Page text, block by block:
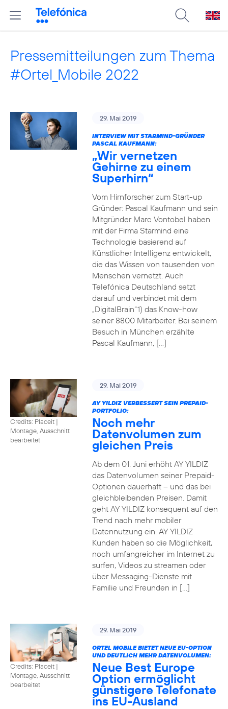
Pressemitteilungen zum Thema
#Ortel_Mobile 2022
29. Mai 2019
INTERVIEW MIT STARMIND-GRÜNDER
PASCAL KAUFMANN:
„Wir vernetzen
Gehirne zu einem
Superhirn“
Vom Hirnforscher zum Start-up
Gründer: Pascal Kaufmann und sein
Mitgründer Marc Vontobel haben
mit der Firma Starmind eine
Technologie basierend auf
Künstlicher Intelligenz entwickelt,
die das Wissen von tausenden von
Menschen vernetzt. Auch
Telefónica Deutschland setzt
darauf und verbindet mit dem
„DigitalBrain“1) das Know-how
seiner 8800 Mitarbeiter. Bei seinem
Besuch in München erzählte
Pascal Kaufmann, […]
Credits: Placeit |
Montage, Ausschnitt
bearbeitet
29. Mai 2019
AY YILDIZ VERBESSERT SEIN PREPAID-
PORTFOLIO:
Noch mehr
Datenvolumen zum
gleichen Preis
Ab dem 01. Juni erhöht AY YILDIZ
das Datenvolumen seiner Prepaid-
Optionen dauerhaft – und das bei
gleichbleibenden Preisen. Damit
geht AY YILDIZ konsequent auf den
Trend nach mehr mobiler
Datennutzung ein. AY YILDIZ
Kunden haben so die Möglichkeit,
noch umfangreicher im Internet zu
surfen, Videos zu streamen oder
über Messaging-Dienste mit
Familie und Freunden in […]
Credits: Placeit |
Montage, Ausschnitt
bearbeitet
29. Mai 2019
ORTEL MOBILE BIETET NEUE EU-OPTION
UND DEUTLICH MEHR DATENVOLUMEN:
Neue Best Europe
Option ermöglicht
günstigere Telefonate
ins EU-Ausland